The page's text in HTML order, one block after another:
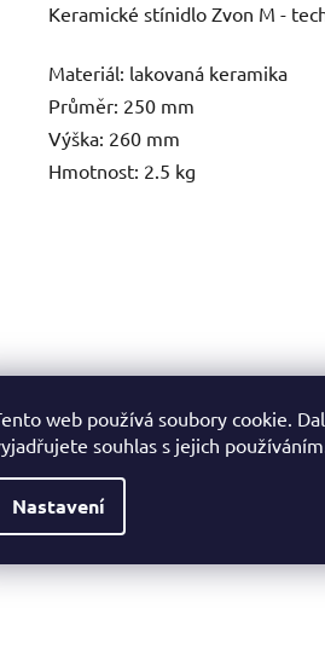
web používá soubory cookie.
souhlas s jejich
Nastavení
Keramické stínidlo Zvon M -
Materiál: lakovaná keramika
Průměr: 250 mm
Výška: 260 mm
Hmotnost: 2.5 kg